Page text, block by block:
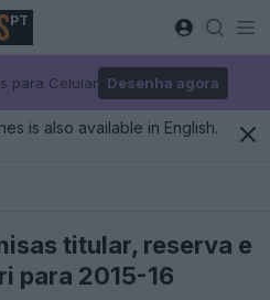
PT
para Celular Desenha agora
is also available in English.
titular, reserva e
para 2015-16